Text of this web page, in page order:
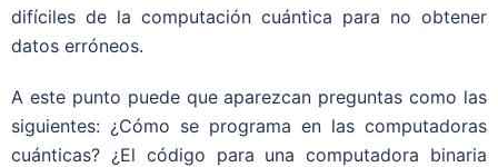
difíciles de la computación cuántica para no obtener
datos erróneos.
A este punto puede que aparezcan preguntas como las
siguientes: ¿Cómo se programa en las computadoras
cuánticas? ¿El código para una computadora binaria